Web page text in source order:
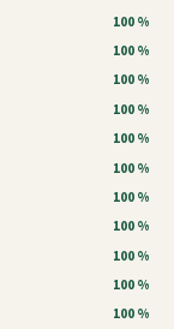
100 %
100 %
100 %
100 %
100 %
100 %
100 %
100 %
100 %
100 %
100 %